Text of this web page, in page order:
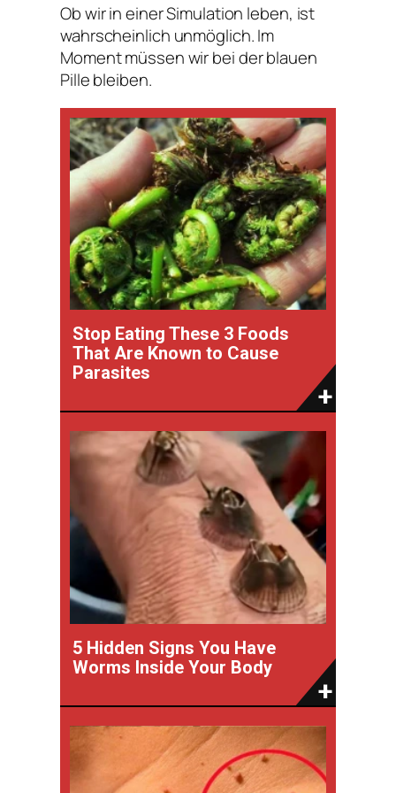
Ob wir in einer Simulation leben, ist
wahrscheinlich unmöglich. Im
Moment müssen wir bei der blauen
Pille bleiben.
Stop Eating These 3 Foods
That Are Known to Cause
Parasites
5 Hidden Signs You Have
Worms Inside Your Body